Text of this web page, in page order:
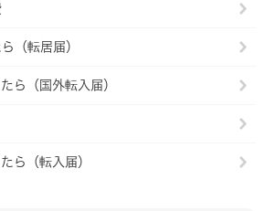
（転居届）
ら（国外転入届）
ら（転入届）